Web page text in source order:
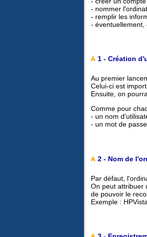
- nommer
- remplir les
- éventuellement,
1 - Création
Au premier
Celui-ci est
Ensuite, on
Comme pour
- un nom
- un mot de
2 - Nom de
Par défaut,
On peut attribuer
de pouvoir le
Exemple :